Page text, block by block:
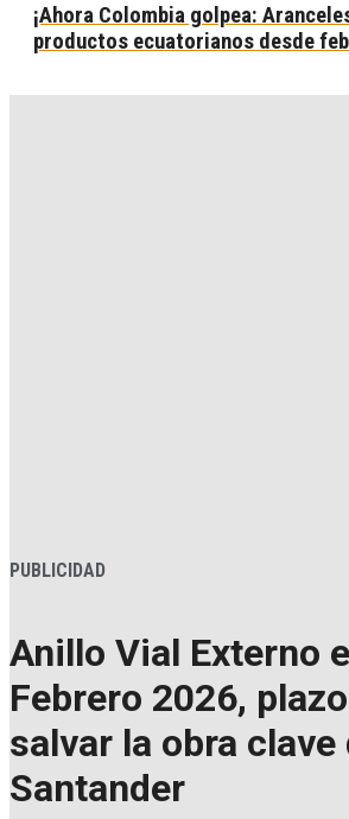
¡Ahora Colombia golpea:
productos ecuatorianos desde
PUBLICIDAD
Anillo Vial Externo
Febrero 2026,
salvar la obra clave
Santander